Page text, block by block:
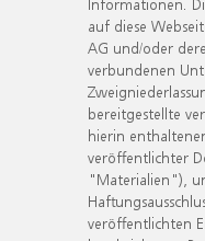
auf diese
AG und/oder
verbundenen
bereitgestellte
hierin
veröffentlichter
"Materialien"),
veröffentlichten